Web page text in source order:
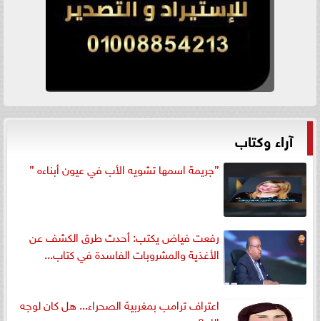
آراء وكتاب
”جريمة اسمها تشويه الأب في عيون أبناءه ”
رفعت فياض يكتب: أحدث طرق الكشف عن
الأغذية والمشروبات الفاسدة في كتاب...
اعتراف ترامب بمغربية الصحراء... هل كان لوجه